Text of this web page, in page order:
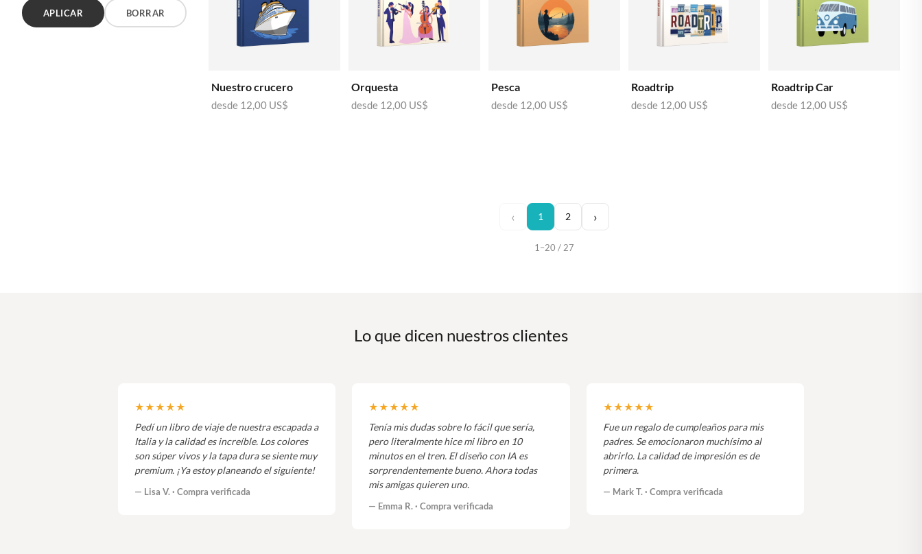
APLICAR BORRAR
Nuestro crucero
desde 12,00 US$
Orquesta
desde 12,00 US$
Pesca
desde 12,00 US$
Roadtrip
desde 12,00 US$
Roadtrip Car
desde 12,00 US$
‹ 1 2 ›
1–20 / 27
Lo que dicen nuestros clientes
★★★★★
Pedí un libro de viaje de nuestra escapada a
Italia y la calidad es increíble. Los colores
son súper vivos y la tapa dura se siente muy
premium. ¡Ya estoy planeando el siguiente!
— Lisa V. · Compra verificada
★★★★★
Tenía mis dudas sobre lo fácil que sería,
pero literalmente hice mi libro en 10
minutos en el tren. El diseño con IA es
sorprendentemente bueno. Ahora todas
mis amigas quieren uno.
— Emma R. · Compra verificada
★★★★★
Fue un regalo de cumpleaños para mis
padres. Se emocionaron muchísimo al
abrirlo. La calidad de impresión es de
primera.
— Mark T. · Compra verificada